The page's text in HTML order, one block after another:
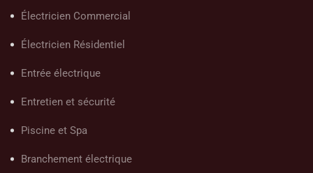
Électricien Commercial
Électricien Résidentiel
Entrée électrique
Entretien et sécurité
Piscine et Spa
Branchement électrique